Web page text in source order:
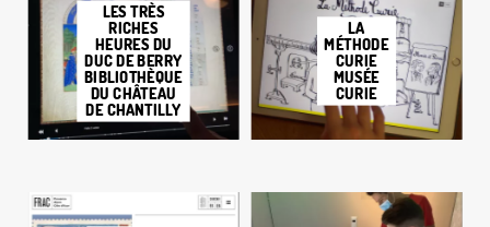
LES TRÈS
RICHES
HEURES DU
DUC DE BERRY
BIBLIOTHÈQUE
DU CHÂTEAU
DE CHANTILLY
LA
MÉTHODE
CURIE
MUSÉE
CURIE